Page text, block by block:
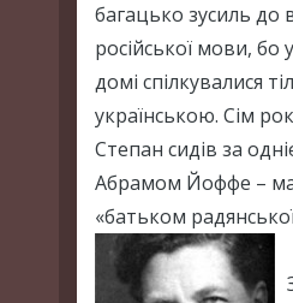
багацько зусиль до
російської мови, бо
домі спілкувалися
українською. Сім
Степан сидів за
Абрамом Йоффе –
«батьком